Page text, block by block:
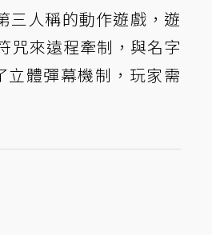
三人稱的動作遊戲，遊
咒來遠程牽制，與名字
體彈幕機制，玩家需